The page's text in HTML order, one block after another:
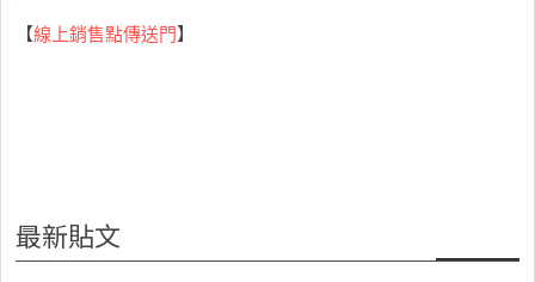
【線上銷售點傳送門】
最新貼文